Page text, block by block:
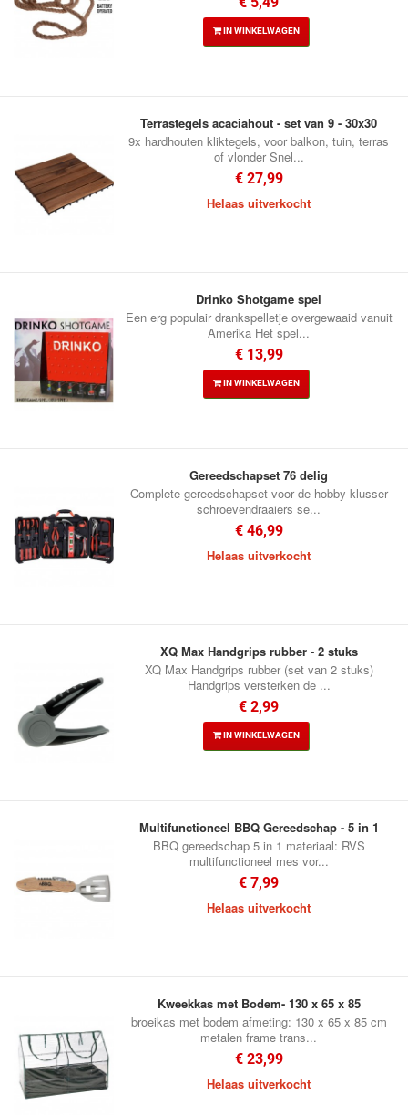
IN WINKELWAGEN
Terrastegels acaciahout - set van 9 - 30x30
9x hardhouten kliktegels, voor balkon, tuin, terras
of vlonder Snel...
€ 27,99
Helaas uitverkocht
Drinko Shotgame spel
Een erg populair drankspelletje overgewaaid vanuit
Amerika Het spel...
€ 13,99
IN WINKELWAGEN
Gereedschapset 76 delig
Complete gereedschapset voor de hobby-klusser
schroevendraaiers se...
€ 46,99
Helaas uitverkocht
XQ Max Handgrips rubber - 2 stuks
XQ Max Handgrips rubber (set van 2 stuks)
Handgrips versterken de ...
€ 2,99
IN WINKELWAGEN
Multifunctioneel BBQ Gereedschap - 5 in 1
BBQ gereedschap 5 in 1 materiaal: RVS
multifunctioneel mes vor...
€ 7,99
Helaas uitverkocht
Kweekkas met Bodem- 130 x 65 x 85
broeikas met bodem afmeting: 130 x 65 x 85 cm
metalen frame trans...
€ 23,99
Helaas uitverkocht